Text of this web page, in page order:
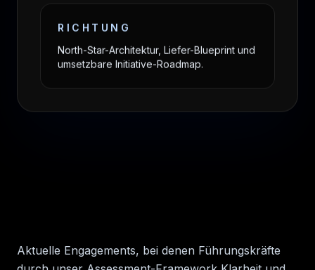
RICHTUNG
North-Star-Architektur, Liefer-Blueprint und
umsetzbare Initiative-Roadmap.
Aktuelle Engagements, bei denen Führungskräfte